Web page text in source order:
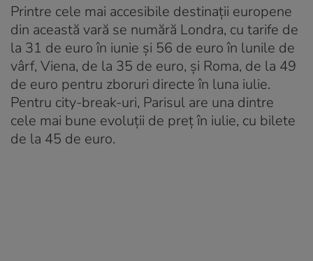
Printre cele mai accesibile destinații europene
din această vară se numără Londra, cu tarife de
la 31 de euro în iunie și 56 de euro în lunile de
vârf, Viena, de la 35 de euro, și Roma, de la 49
de euro pentru zboruri directe în luna iulie.
Pentru city-break-uri, Parisul are una dintre
cele mai bune evoluții de preț în iulie, cu bilete
de la 45 de euro.